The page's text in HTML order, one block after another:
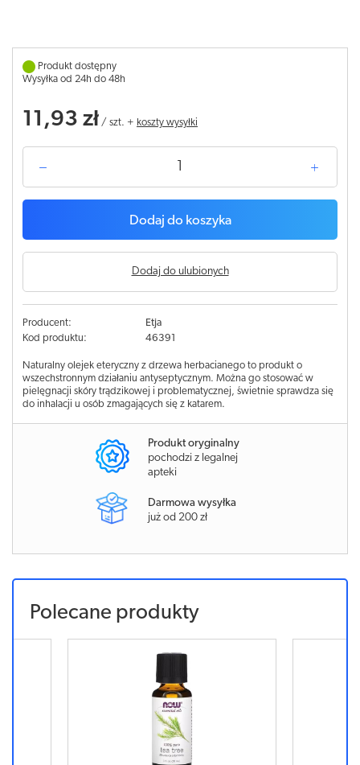
Produkt dostępny
Wysyłka od 24h do 48h
11,93 zł / szt. + koszty wysyłki
Dodaj do koszyka
Dodaj do ulubionych
Producent:
Etja
Kod produktu:
46391
Naturalny olejek eteryczny z drzewa herbacianego to produkt o
wszechstronnym działaniu antyseptycznym. Można go stosować w
pielęgnacji skóry trądzikowej i problematycznej, świetnie sprawdza się
do inhalacji u osób zmagających się z katarem.
Produkt oryginalny
pochodzi z legalnej
apteki
Darmowa wysyłka
już od 200 zł
Polecane produkty